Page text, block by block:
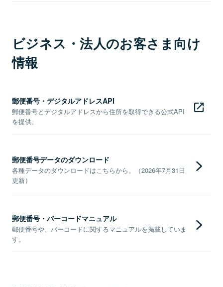
ビジネス・法人のお客さま向け
情報
郵便番号・デジタルアドレスAPI
郵便番号とデジタルアドレスから住所を取得できる公式API
を提供。
郵便番号データのダウンロード
各種データのダウンロードはこちらから。（2026年7月31日
更新）
郵便番号・バーコードマニュアル
郵便番号や、バーコードに関するマニュアルを掲載していま
す。